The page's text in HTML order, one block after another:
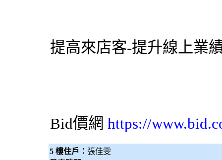
提高來店客-提升線上業
Bid價網 https://
5 樓住戶： 張佳雯